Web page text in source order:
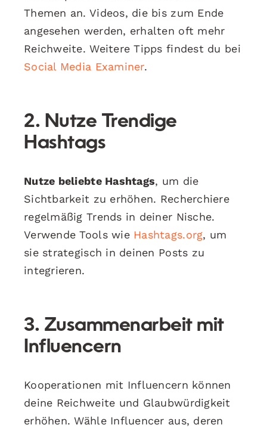
Themen an. Videos, die bis zum Ende
angesehen werden, erhalten oft mehr
Reichweite. Weitere Tipps findest du bei
Social Media Examiner.
2. Nutze Trendige
Hashtags
Nutze beliebte Hashtags, um die
Sichtbarkeit zu erhöhen. Recherchiere
regelmäßig Trends in deiner Nische.
Verwende Tools wie Hashtags.org, um
sie strategisch in deinen Posts zu
integrieren.
3. Zusammenarbeit mit
Influencern
Kooperationen mit Influencern können
deine Reichweite und Glaubwürdigkeit
erhöhen. Wähle Influencer aus, deren